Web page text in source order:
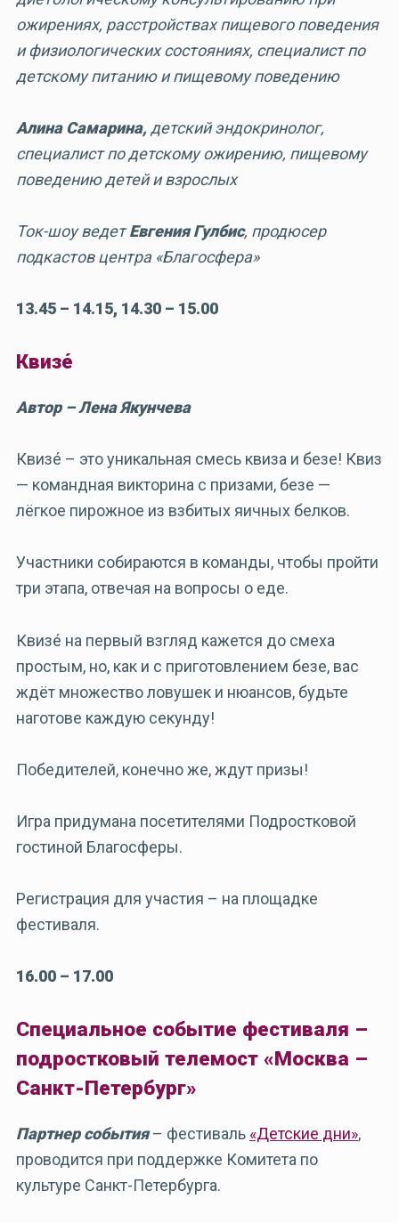
ожирениях, расстройствах пищевого поведения
и физиологических состояниях, специалист по
детскому питанию и пищевому поведению
Алина Самарина, детский эндокринолог,
специалист по детскому ожирению, пищевому
поведению детей и взрослых
Ток-шоу ведетЕвгения Гулбис, продюсер
подкастов центра «Благосфера»
13.45 – 14.15, 14.30 – 15.00
Квизé
Автор – Лена Якунчева
Квизé – это уникальная смесь квиза и безе! Квиз
— командная викторина с призами, безе —
лёгкое пирожное из взбитых яичных белков.
Участники собираются в команды, чтобы пройти
три этапа, отвечая на вопросы о еде.
Квизé на первый взгляд кажется до смеха
простым, но, как и с приготовлением безе, вас
ждёт множество ловушек и нюансов, будьте
наготове каждую секунду!
Победителей, конечно же, ждут призы!
Игра придумана посетителями Подростковой
гостиной Благосферы.
Регистрация для участия – на площадке
фестиваля.
16.00 – 17.00
Специальное событие фестиваля –
подростковый телемост «Москва –
Санкт-Петербург»
Партнер события– фестиваль «Детские дни»,
проводится при поддержке Комитета по
культуре Санкт-Петербурга.